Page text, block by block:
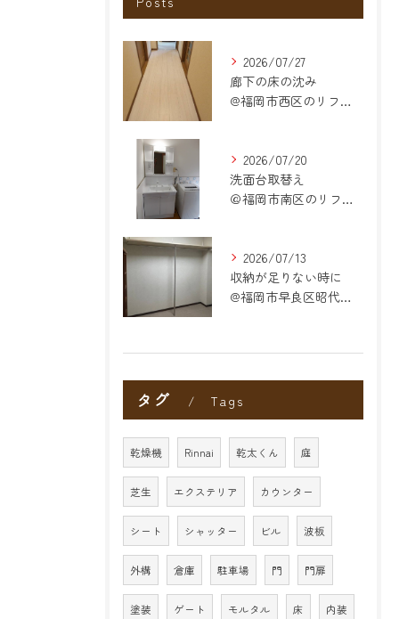
2026/07/27
廊下の床の沈み
@福岡市西区のリフォーム
2026/07/20
洗面台取替え
＠福岡市南区のリフォーム
2026/07/13
収納が足りない時に
@福岡市早良区昭代のリフォーム
タグ Tags
乾燥機 Rinnai 乾太くん 庭
芝生 エクステリア カウンター
シート シャッター ビル 波板
外構 倉庫 駐車場 門 門扉
塗装 ゲート モルタル 床 内装